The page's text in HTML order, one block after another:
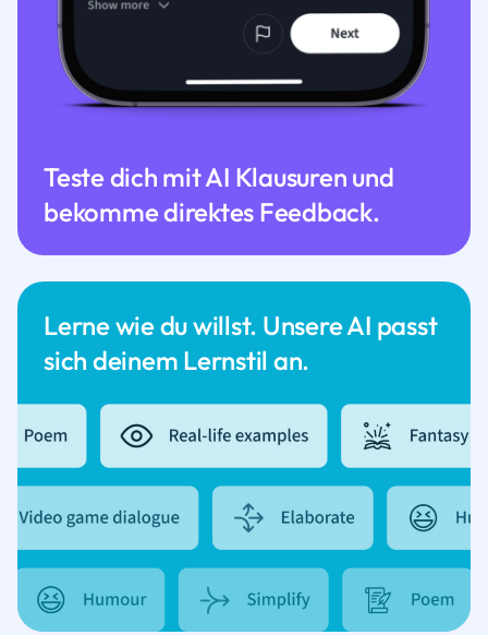
Lerne wie du willst. Unsere AI passt
sich deinem Lernstil an.
Teste dich mit AI Klausuren und
bekomme direktes Feedback.